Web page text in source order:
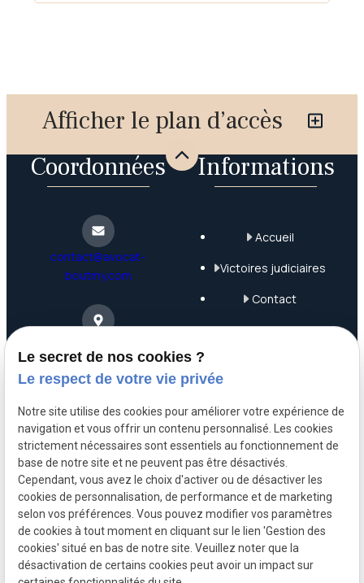
Afficher le plan d’accès
Coordonnées
contact@avocat-
boutmy.com
75012 Paris
06 63 68 71 99
Informations
Accueil
Victoires judiciaires
Contact
Politique de
confidentialité
Gestion des cookies
A propos
Maître Boutmy, avocat engagée en droit commercial,
bancaire, civil et de la consommation.
Le secret de nos cookies ?
Le respect de votre vie privée
Notre site utilise des cookies pour améliorer votre expérience de
navigation et vous offrir un contenu personnalisé. Les cookies
strictement nécessaires sont essentiels au fonctionnement de
base de notre site et ne peuvent pas être désactivés.
Cependant, vous avez le choix d'activer ou de désactiver les
cookies de personnalisation, de performance et de marketing
selon vos préférences. Vous pouvez modifier vos paramètres
de cookies à tout moment en cliquant sur le lien 'Gestion des
cookies' situé en bas de notre site. Veuillez noter que la
désactivation de certains cookies peut avoir un impact sur